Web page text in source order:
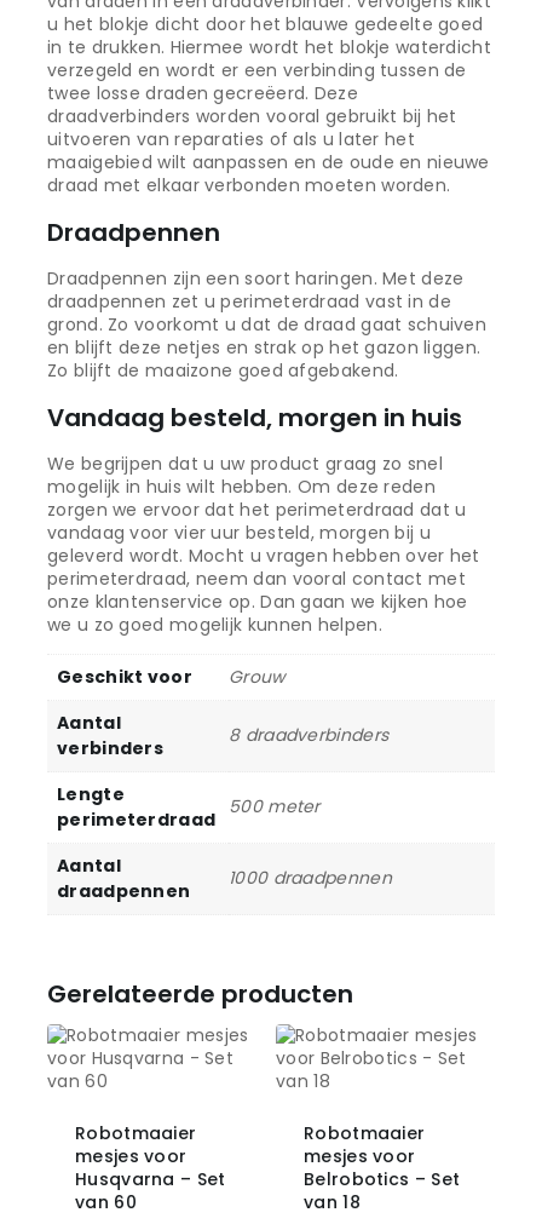
u het blokje dicht door het blauwe gedeelte goed
in te drukken. Hiermee wordt het blokje waterdicht
verzegeld en wordt er een verbinding tussen de
twee losse draden gecreëerd. Deze
draadverbinders worden vooral gebruikt bij het
uitvoeren van reparaties of als u later het
maaigebied wilt aanpassen en de oude en nieuwe
draad met elkaar verbonden moeten worden.
Draadpennen
Draadpennen zijn een soort haringen. Met deze
draadpennen zet u perimeterdraad vast in de
grond. Zo voorkomt u dat de draad gaat schuiven
en blijft deze netjes en strak op het gazon liggen.
Zo blijft de maaizone goed afgebakend.
Vandaag besteld, morgen in huis
We begrijpen dat u uw product graag zo snel
mogelijk in huis wilt hebben. Om deze reden
zorgen we ervoor dat het perimeterdraad dat u
vandaag voor vier uur besteld, morgen bij u
geleverd wordt. Mocht u vragen hebben over het
perimeterdraad, neem dan vooral contact met
onze klantenservice op. Dan gaan we kijken hoe
we u zo goed mogelijk kunnen helpen.
Geschikt voor
Grouw
Aantal
verbinders
8 draadverbinders
Lengte
perimeterdraad
500 meter
Aantal
draadpennen
1000 draadpennen
Gerelateerde producten
Robotmaaier
mesjes voor
Husqvarna – Set
van 60
Robotmaaier
mesjes voor
Belrobotics – Set
van 18